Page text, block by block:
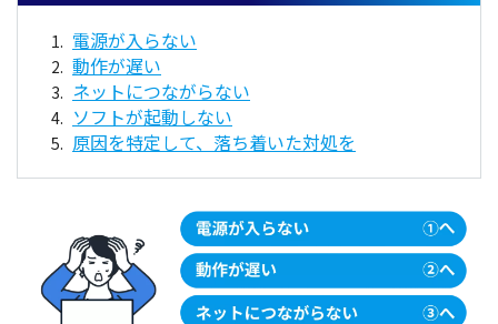
電源が入らない
動作が遅い
ネットにつながらない
ソフトが起動しない
原因を特定して、落ち着いた対処を